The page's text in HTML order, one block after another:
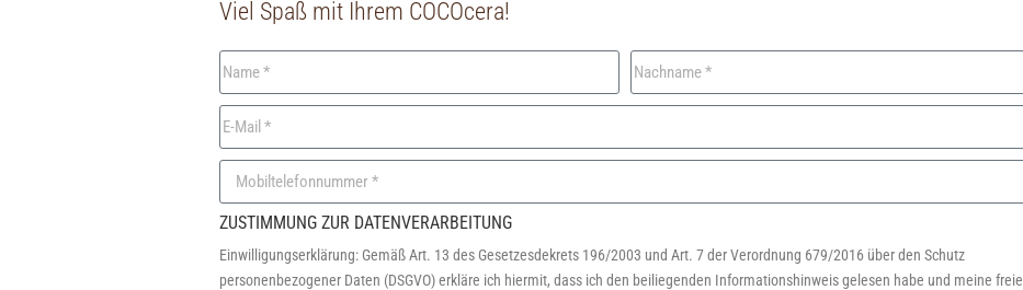
Viel Spaß mit Ihrem COCOcera!
ZUSTIMMUNG ZUR DATENVERARBEITUNG
Einwilligungserklärung: Gemäß Art. 13 des Gesetzesdekrets 196/2003 und Art. 7 der Verordnung 679/2016 über den Schutz
personenbezogener Daten (DSGVO) erkläre ich hiermit, dass ich den beiliegenden Informationshinweis gelesen habe und meine freie